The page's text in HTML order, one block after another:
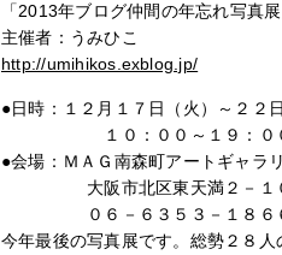
「2013年ブログ仲間の年忘れ写真
主催者：うみひこ
http://umihikos.exblog.jp/
●日時：１２月１７日（火）～２２日
１０：００～１９：０
●会場：ＭＡＧ南森町アートギャラ
大阪市北区東天満２－１０
０６－６３５３－１８６
今年最後の写真展です。総勢２８人